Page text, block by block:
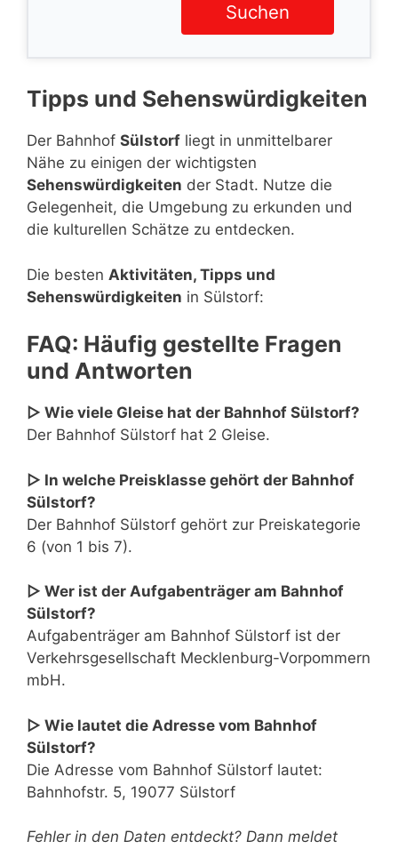
Suchen
Tipps und Sehenswürdigkeiten
Der Bahnhof Sülstorf liegt in unmittelbarer
Nähe zu einigen der wichtigsten
Sehenswürdigkeiten der Stadt. Nutze die
Gelegenheit, die Umgebung zu erkunden und
die kulturellen Schätze zu entdecken.
Die besten Aktivitäten, Tipps und
Sehenswürdigkeiten in Sülstorf:
FAQ: Häufig gestellte Fragen
und Antworten
▷ Wie viele Gleise hat der Bahnhof Sülstorf?
Der Bahnhof Sülstorf hat 2 Gleise.
▷ In welche Preisklasse gehört der Bahnhof
Sülstorf?
Der Bahnhof Sülstorf gehört zur Preiskategorie
6 (von 1 bis 7).
▷ Wer ist der Aufgabenträger am Bahnhof
Sülstorf?
Aufgabenträger am Bahnhof Sülstorf ist der
Verkehrsgesellschaft Mecklenburg-Vorpommern
mbH.
▷ Wie lautet die Adresse vom Bahnhof
Sülstorf?
Die Adresse vom Bahnhof Sülstorf lautet:
Bahnhofstr. 5, 19077 Sülstorf
Fehler in den Daten entdeckt? Dann meldet